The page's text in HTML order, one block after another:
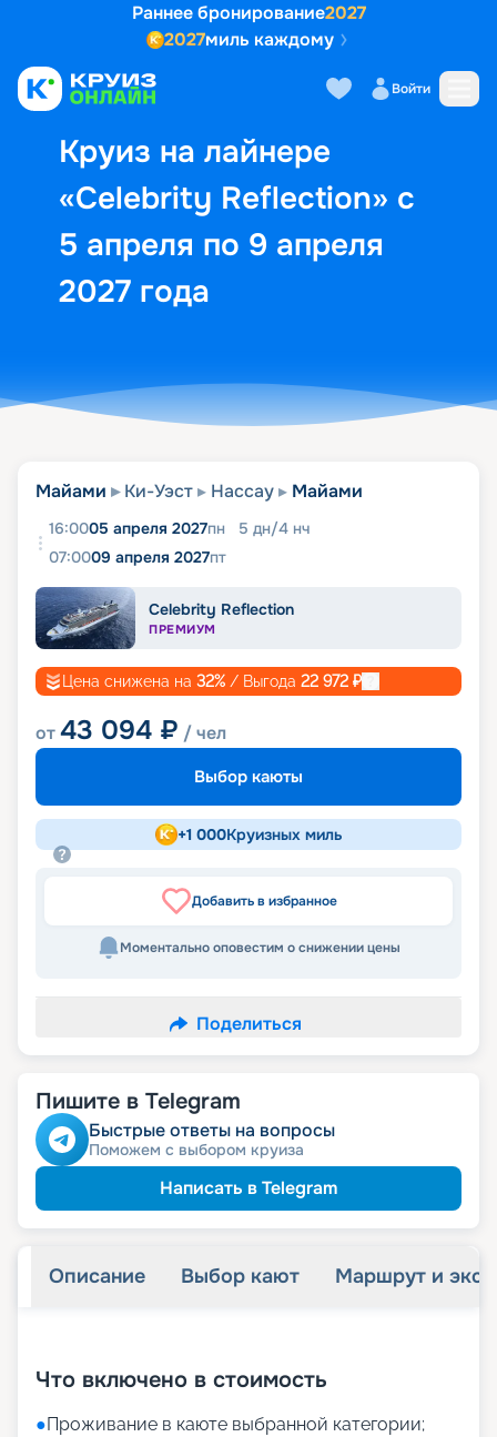
Раннее бронирование2027
2027миль каждому
Войти
Круиз на лайнере
«Celebrity Reflection» с
5 апреля по 9 апреля
2027 года
Выбор кают Маршрут и
Майами Ки-Уэст Нассау Майами
16:0005 апреля 2027пн 5 дн/4 нч
07:0009 апреля 2027пт
Celebrity Reflection
ПРЕМИУМ
Цена снижена на 32% / Выгода 22 972 ₽
от43 094 ₽ / чел
Выбор каюты
+1 000Круизных миль
Добавить в избранное
Моментально оповестим о снижении цены
Поделиться
Пишите в Telegram
Быстрые ответы на вопросы
Поможем с выбором круиза
Написать в Telegram
Описание Выбор кают Маршрут и
Что включено в стоимость
●Проживание в каюте выбранной категории;